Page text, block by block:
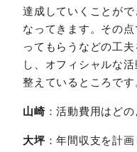
達成していくことが
なってきます。その
ってもらうなどの工
し、オフィシャルな
整えているところです
山崎：活動費用はど
大坪 ：年間収支を計